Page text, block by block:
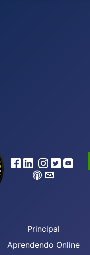
Principal
Aprendendo Online